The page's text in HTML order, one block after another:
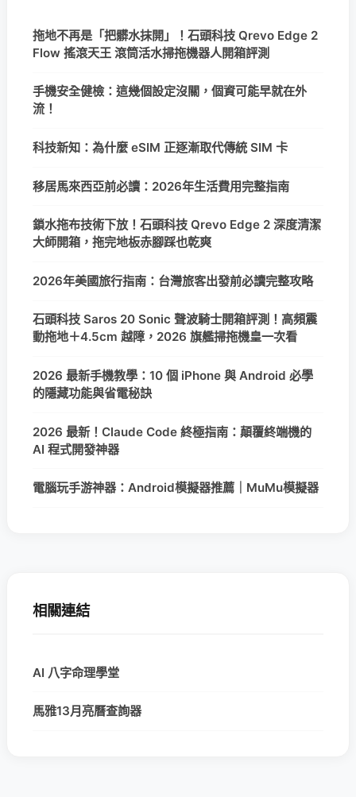
拖地不再是「把髒水抹開」！石頭科技 Qrevo Edge 2
Flow 搖滾天王 滾筒活水掃拖機器人開箱評測
手機安全健檢：這幾個設定沒關，個資可能早就在外
流！
科技新知：為什麼 eSIM 正逐漸取代傳統 SIM 卡
移居馬來西亞前必讀：2026年生活費用完整指南
鎖水拖布技術下放！石頭科技 Qrevo Edge 2 深度清潔
大師開箱，拖完地板赤腳踩也乾爽
2026年美國旅行指南：台灣旅客出發前必讀完整攻略
石頭科技 Saros 20 Sonic 聲波騎士開箱評測！高頻震
動拖地＋4.5cm 越障，2026 旗艦掃拖機皇一次看
2026 最新手機教學：10 個 iPhone 與 Android 必學
的隱藏功能與省電秘訣
2026 最新！Claude Code 終極指南：顛覆終端機的
AI 程式開發神器
電腦玩手游神器：Android模擬器推薦｜MuMu模擬器
相關連結
AI 八字命理學堂
馬雅13月亮曆查詢器